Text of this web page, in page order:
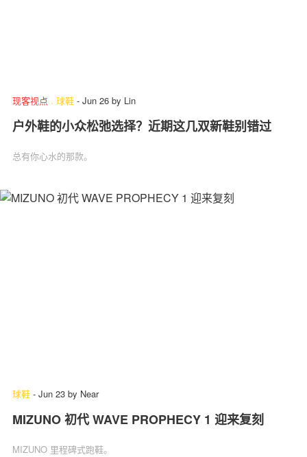
现客视点 . 球鞋 - Jun 26 by Lin
户外鞋的小众松弛选择？近期这几双新鞋别错过
总有你心水的那款。
球鞋 - Jun 23 by Near
MIZUNO 初代 WAVE PROPHECY 1 迎来复刻
MIZUNO 里程碑式跑鞋。